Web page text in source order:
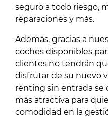
seguro a todo riesgo,
reparaciones y más.
Además, gracias a
coches disponibles
clientes no tendrán
disfrutar de su nuevo
renting sin entrada se
más atractiva para
comodidad en la